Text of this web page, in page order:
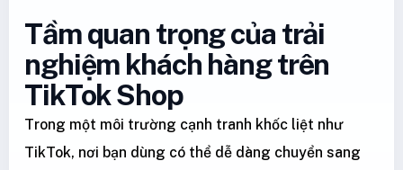
Tầm quan trọng của trải
nghiệm khách hàng trên
TikTok Shop
Trong một môi trường cạnh tranh khốc liệt như
TikTok, nơi bạn dùng có thể dễ dàng chuyển sang